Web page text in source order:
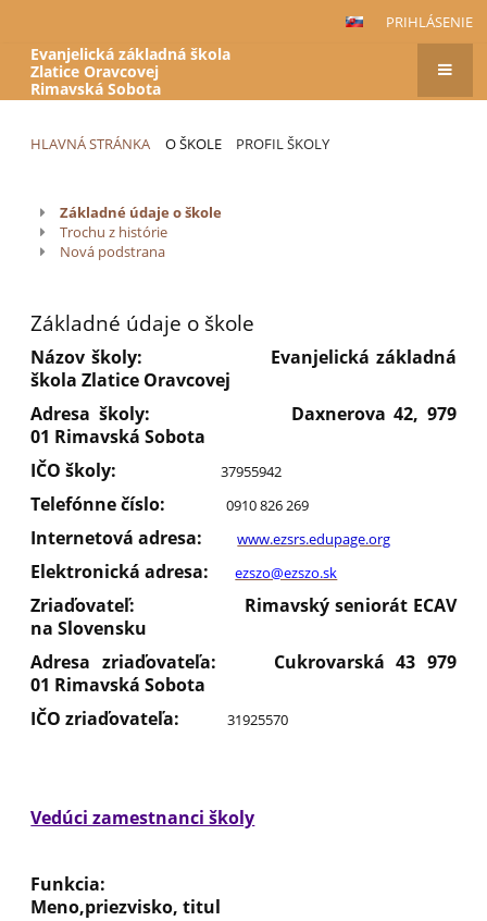
PRIHLÁSENIE
Evanjelická základná škola
Zlatice Oravcovej
Rimavská Sobota
HLAVNÁ STRÁNKA O ŠKOLE PROFIL ŠKOLY
Profil
školyZákladné údaje o škole
Trochu z histórie
Nová podstrana
Základné údaje o škole
Názov školy: Evanjelická základná
škola Zlatice Oravcovej
Adresa školy: Daxnerova 42, 979
01 Rimavská Sobota
IČO školy:37955942
Telefónne číslo:0910 826 269
Internetová adresa:www.ezsrs.edupage.org
Elektronická adresa:ezszo@ezszo.sk
Zriaďovateľ: Rimavský seniorát ECAV
na Slovensku
Adresa zriaďovateľa: Cukrovarská 43 979
01 Rimavská Sobota
IČO zriaďovateľa:31925570
Vedúci zamestnanci školy
Funkcia:
Meno,priezvisko, titul